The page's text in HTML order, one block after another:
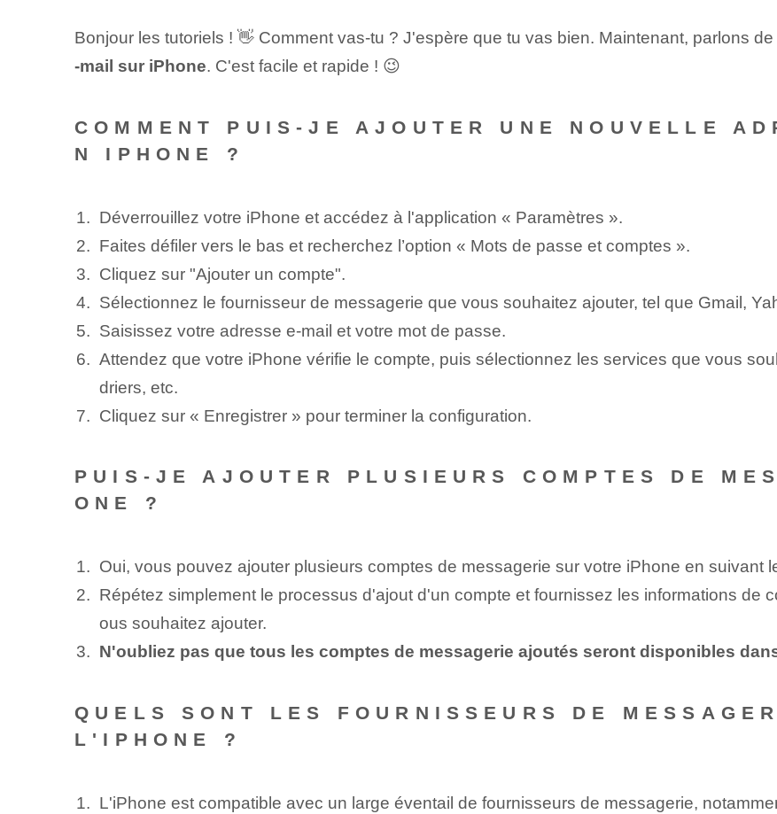
Bonjour les tutoriels ! 👋 Comment vas-tu ? J'espère que tu vas bien. Maintenant, parlons de
-mail sur iPhone. C'est facile et rapide !‌ 😉
COMMENT PUIS-JE AJOUTER UNE NOUVELLE
N IPHONE ?
Déverrouillez votre iPhone ⁢et accédez à l'application « Paramètres ».
Faites défiler vers le bas et recherchez l’option « Mots de passe et comptes ».
Cliquez sur "Ajouter un compte".
Sélectionnez le⁤ fournisseur de messagerie que vous souhaitez ajouter, tel que Gmail,
Saisissez votre adresse e-mail et votre mot de passe.
Attendez que votre iPhone vérifie le compte, puis sélectionnez les services que vous
driers, etc.
Cliquez sur « Enregistrer » pour terminer la configuration.
PUIS-JE AJOUTER PLUSIEURS COMPTES DE
ONE ?
Oui, vous pouvez ajouter plusieurs ‌comptes⁢ de messagerie sur votre iPhone en suivant
Répétez simplement le processus d'ajout d'un compte et fournissez les informations de
ous souhaitez ajouter.
N'oubliez pas que tous les comptes de messagerie ajoutés seront disponibles
QUELS SONT LES FOURNISSEURS DE
L'IPHONE ?
L'iPhone est compatible avec un large éventail de fournisseurs de messagerie,